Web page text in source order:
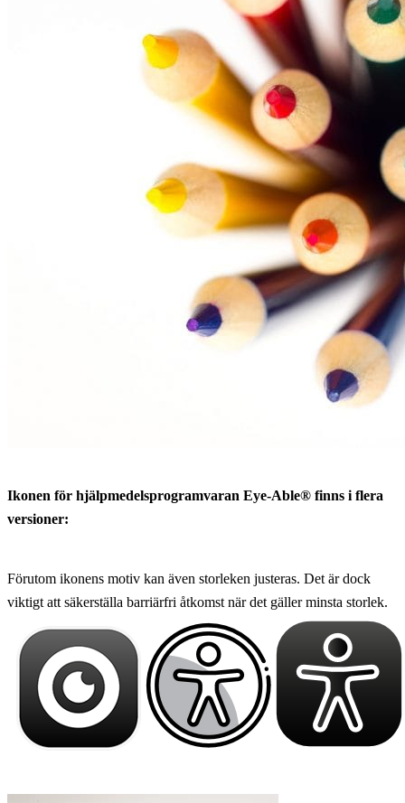
Ikonen för hjälpmedelsprogramvaran Eye-Able® finns i flera
versioner:
Förutom ikonens motiv kan även storleken justeras. Det är dock
viktigt att säkerställa barriärfri åtkomst när det gäller minsta storlek.